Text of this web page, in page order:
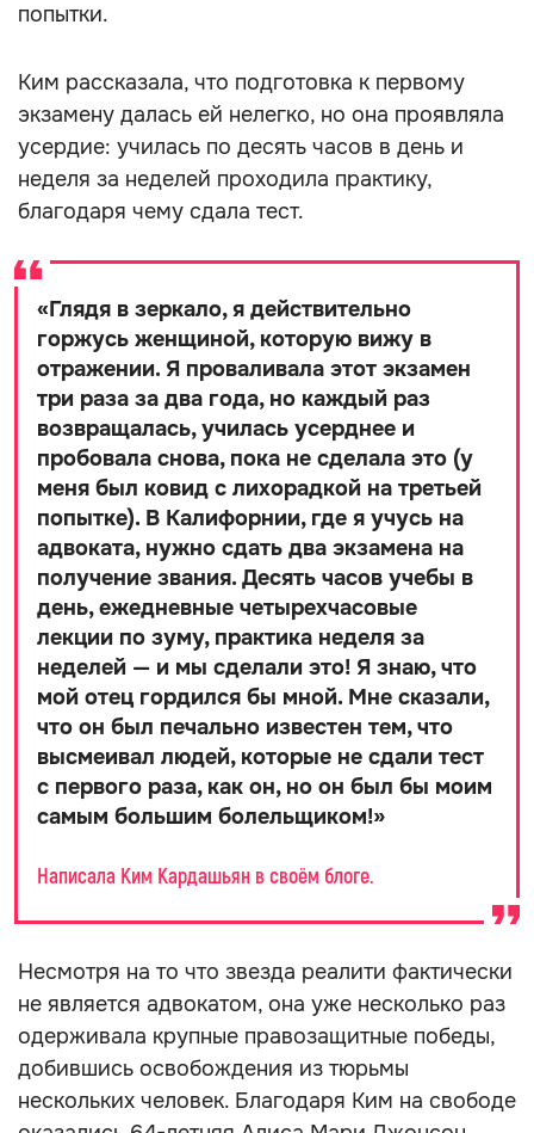
попытки.
Ким рассказала, что подготовка к первому
экзамену далась ей нелегко, но она проявляла
усердие: училась по десять часов в день и
неделя за неделей проходила практику,
благодаря чему сдала тест.
«Глядя в зеркало, я действительно
горжусь женщиной, которую вижу в
отражении. Я проваливала этот экзамен
три раза за два года, но каждый раз
возвращалась, училась усерднее и
пробовала снова, пока не сделала это (у
меня был ковид с лихорадкой на третьей
попытке). В Калифорнии, где я учусь на
адвоката, нужно сдать два экзамена на
получение звания. Десять часов учебы в
день, ежедневные четырехчасовые
лекции по зуму, практика неделя за
неделей — и мы сделали это! Я знаю, что
мой отец гордился бы мной. Мне сказали,
что он был печально известен тем, что
высмеивал людей, которые не сдали тест
с первого раза, как он, но он был бы моим
самым большим болельщиком!»
Написала Ким Кардашьян в своём блоге.
Несмотря на то что звезда реалити фактически
не является адвокатом, она уже несколько раз
одерживала крупные правозащитные победы,
добившись освобождения из тюрьмы
нескольких человек. Благодаря Ким на свободе